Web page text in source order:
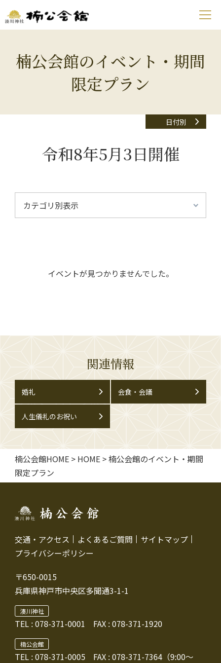
楠公会館のイベント・期間
限定プラン
日付別
令和8年5月3日開催
イベントが見つかりませんでした。
関連情報
婚礼 会食・会議
人生儀礼のお祝い
楠公会館HOME > HOME >楠公会館のイベント・期間
限定プラン
交通・アクセス よくあるご質問
サイトマップ
プライバシーポリシー
〒650-0015
兵庫県神戸市中央区多聞通3-1-1
湊川神社
TEL : 078-371-0001 FAX : 078-371-1920
楠公会館
TEL : 078-371-0005 FAX : 078-371-7364（9:00～